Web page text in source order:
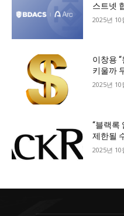
스트넷
2025년 10
이창용
키울까
2025년 10
“블랙록
제한될
2025년 10